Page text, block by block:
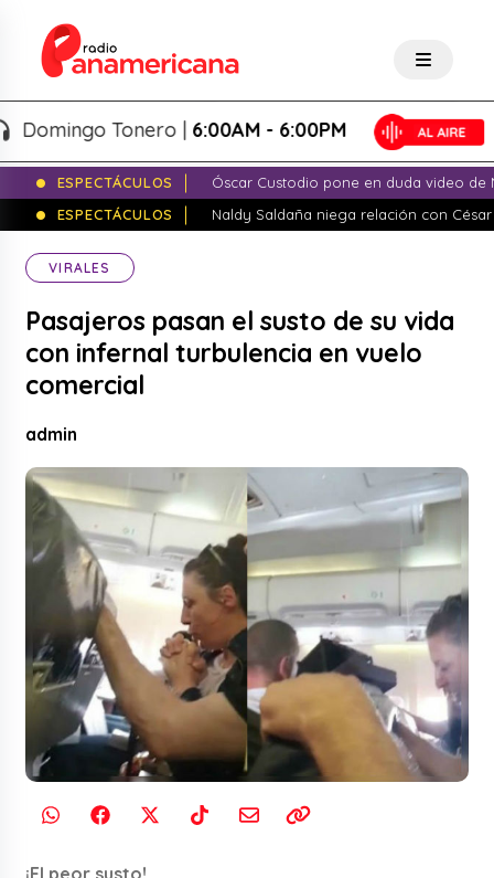
Tonero |6:00AM - 6:00PM
ESPECTÁCULOS
Óscar Custodio pone en duda video de
ESPECTÁCULOS
Naldy Saldaña niega relación con
VIRALES
Pasajeros pasan el susto de su vida
con infernal turbulencia en vuelo
comercial
admin
¡El peor susto!